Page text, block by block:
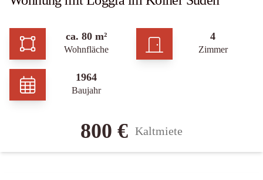
ca. 80 m²
Wohnfläche
4
Zimmer
1964
Baujahr
800 € Kaltmiete